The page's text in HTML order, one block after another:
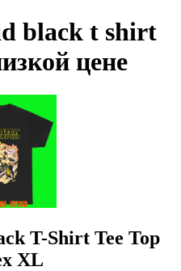
black t shirt
цене
T-Shirt Tee Top
XL